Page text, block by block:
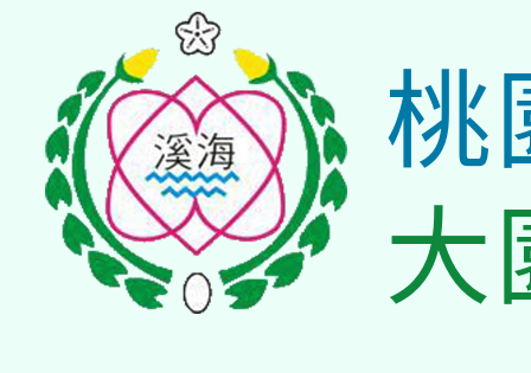
桃
大